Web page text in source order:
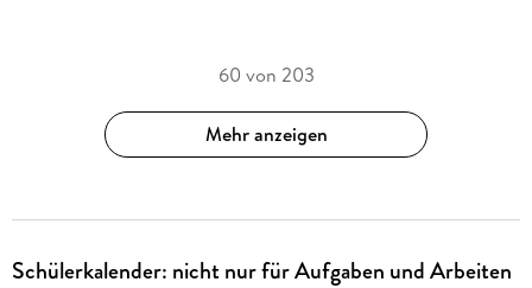
60 von 203
Mehr anzeigen
Schülerkalender: nicht nur für Aufgaben und Arbeiten